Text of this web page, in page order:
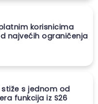
korisnicima
najvećih ograničenja
stiže s jednom od
funkcija iz S26